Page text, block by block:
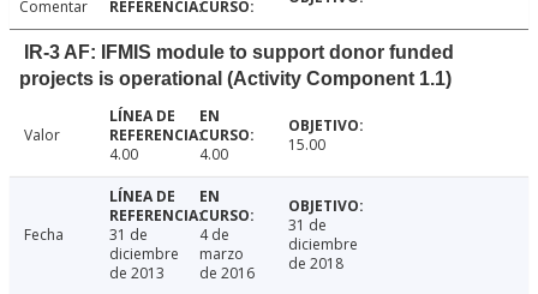
Comentar
IR-3 AF: IFMIS module to support donor funded
projects is operational (Activity Component 1.1)
Valor
4.00
4.00 15.00
Fecha
31 de
diciembre
de 2013
4 de
marzo
de 2016
31 de
diciembre
de 2018